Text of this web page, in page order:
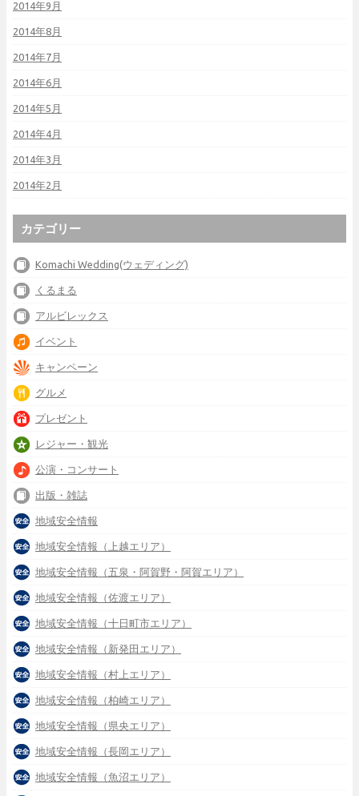
2014年9月
2014年8月
2014年7月
2014年6月
2014年5月
2014年4月
2014年3月
2014年2月
カテゴリー
Komachi Wedding(ウェディング)
くるまる
アルビレックス
イベント
キャンペーン
グルメ
プレゼント
レジャー・観光
公演・コンサート
出版・雑誌
地域安全情報
地域安全情報（上越エリア）
地域安全情報（五泉・阿賀野・阿賀エリア）
地域安全情報（佐渡エリア）
地域安全情報（十日町市エリア）
地域安全情報（新発田エリア）
地域安全情報（村上エリア）
地域安全情報（柏崎エリア）
地域安全情報（県央エリア）
地域安全情報（長岡エリア）
地域安全情報（魚沼エリア）